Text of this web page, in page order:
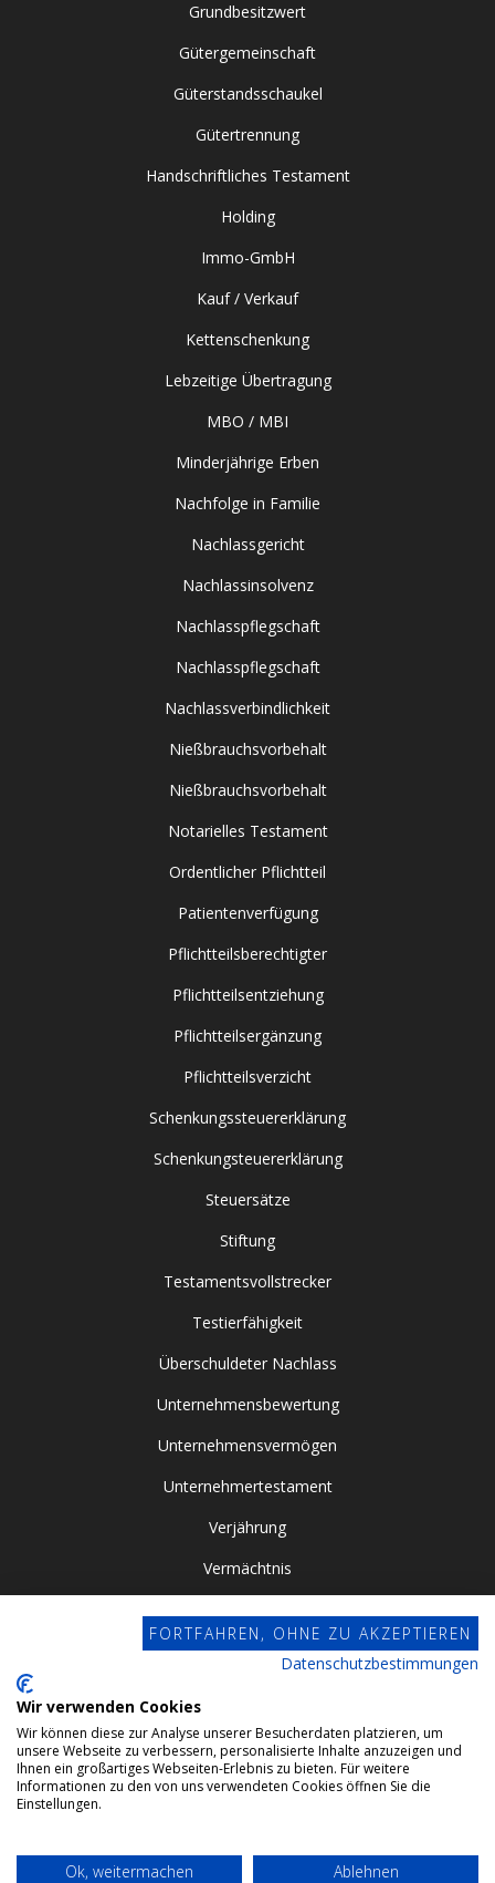
Grundbesitzwert
Gütergemeinschaft
Güterstandsschaukel
Gütertrennung
Handschriftliches Testament
Holding
Immo-GmbH
Kauf / Verkauf
Kettenschenkung
Lebzeitige Übertragung
MBO / MBI
Minderjährige Erben
Nachfolge in Familie
Nachlassgericht
Nachlassinsolvenz
Nachlasspflegschaft
Nachlasspflegschaft
Nachlassverbindlichkeit
Nießbrauchsvorbehalt
Nießbrauchsvorbehalt
Notarielles Testament
Ordentlicher Pflichtteil
Patientenverfügung
Pflichtteilsberechtigter
Pflichtteilsentziehung
Pflichtteilsergänzung
Pflichtteilsverzicht
Schenkungssteuererklärung
Schenkungsteuererklärung
Steuersätze
Stiftung
Testamentsvollstrecker
Testierfähigkeit
Überschuldeter Nachlass
Unternehmensbewertung
Unternehmensvermögen
Unternehmertestament
Verjährung
Vermächtnis
Vorsorgevollmacht
© 2024 Gehrlein & Kollegen GbR. All rights reserved.
Datenschutz
Impressum
FORTFAHREN, OHNE ZU AKZEPTIEREN
Datenschutzbestimmungen
Wir verwenden Cookies
Wir können diese zur Analyse unserer Besucherdaten platzieren, um
unsere Webseite zu verbessern, personalisierte Inhalte anzuzeigen und
Ihnen ein großartiges Webseiten-Erlebnis zu bieten. Für weitere
Informationen zu den von uns verwendeten Cookies öffnen Sie die
Einstellungen.
Ok, weitermachen Ablehnen